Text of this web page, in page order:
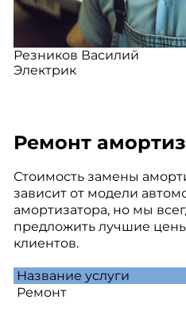
Резников Василий
Электрик
Ремонт
Стоимость замены
зависит от модели
амортизатора, но мы
предложить лучшие
клиентов.
Название услуги
Ремонт